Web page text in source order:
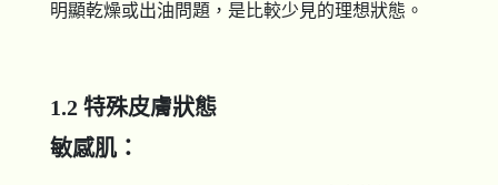
明顯乾燥或出油問題，是比較少見的理想狀態。
1.2 特殊皮膚狀態
敏感肌：